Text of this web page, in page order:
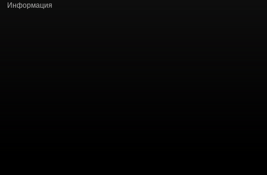
Информация